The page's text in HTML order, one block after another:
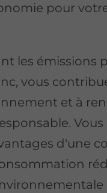
pour
les émissions
vous
et à
Vous
d'une